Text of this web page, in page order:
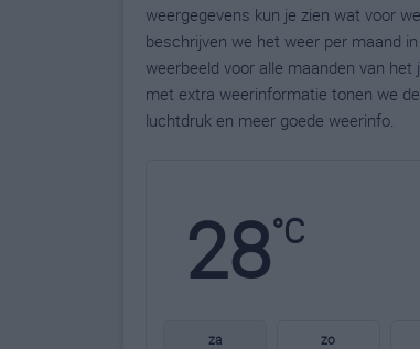
weergegevens kun je zien wat voor
beschrijven we het weer per maand
weerbeeld voor alle maanden van het
met extra weerinformatie tonen we
luchtdruk en meer goede weerinfo.
28°C
za zo